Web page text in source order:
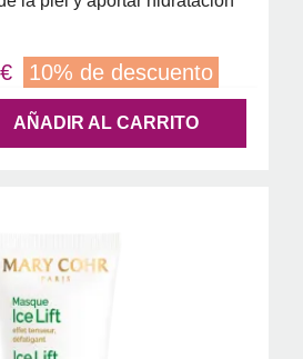
10% de descuento
AÑADIR AL CARRITO